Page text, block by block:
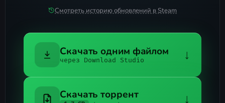
Смотреть историю обновлений в Steam
Скачать одним файлом
через Download Studio ↓
Скачать торрент ↓